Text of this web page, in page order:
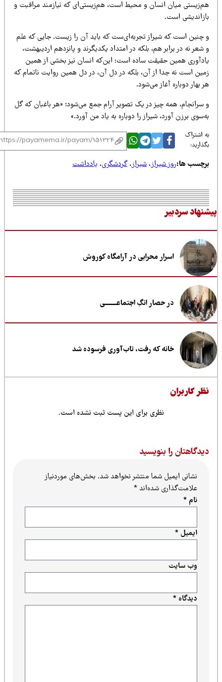
میان انسان و محیط است، هم‌زیستی‌ای که نیازمند مراقبت و
است.
چنین است که شیراز تجربه‌ای‌ست که باید آن را زیست. جایی که علم
نه در برابر هم، بلکه در امتداد یکدیگرند و پانزدهم اردیبهشت،
همین حقیقت ساده است: این‌که انسان نیز بخشی از همین
است نه جدا از آن، بلکه در دل آن، در دل همین روایت ناتمام که
بهار دوباره آغاز می‌شود.
سرانجام، همه چیز در یک تصویر آرام جمع می‌شود؛ «هر باغبان که گل
برزن آورد، شیراز را دوباره به یاد من آورد.»
اشتراک
ها:روز شیراز،شیراز ،گردشگری،یادداشت
سردبیر
اسرار محرابی در آرامگاه کوروش
در حصار انگِ اجتماعــــــــی
خانه که رفت، تاب‌آوری فرسوده شد
کاربران
نظری برای این پست ثبت نشده است.
را بنویسید
نشانی ایمیل شما منتشر نخواهد شد.بخش‌های موردنیاز
علامت‌گذاری شده‌اند*
دیدگاه*
ایمیل*
وب‌ سایت